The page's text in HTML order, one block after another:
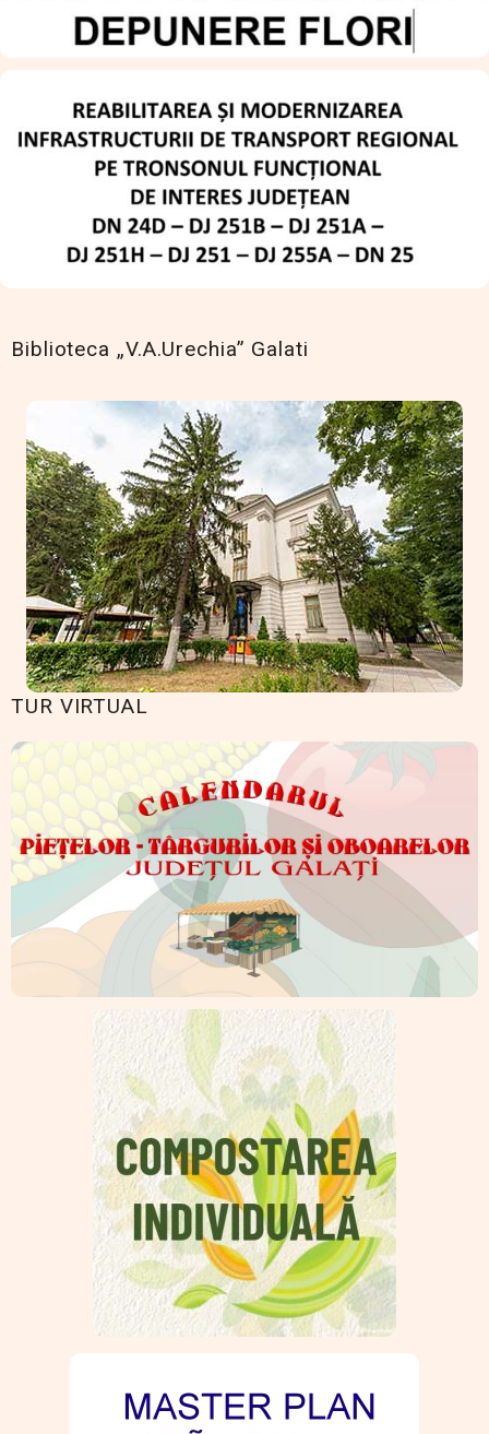
Biblioteca „V.A.Urechia” Galati
TUR VIRTUAL